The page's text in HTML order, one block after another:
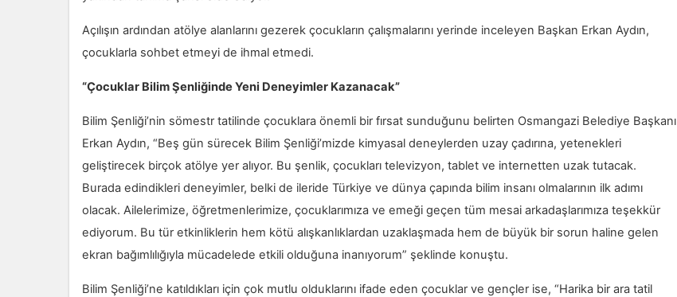
Açılışın ardından atölye alanlarını gezerek çocukların çalışmalarını yerinde inceleyen Başkan Erkan Aydın,
çocuklarla sohbet etmeyi de ihmal etmedi.
“Çocuklar Bilim Şenliğinde Yeni Deneyimler Kazanacak”
Bilim Şenliği’nin sömestr tatilinde çocuklara önemli bir fırsat sunduğunu belirten Osmangazi Belediye Başkanı
Erkan Aydın, “Beş gün sürecek Bilim Şenliği’mizde kimyasal deneylerden uzay çadırına, yetenekleri
geliştirecek birçok atölye yer alıyor. Bu şenlik, çocukları televizyon, tablet ve internetten uzak tutacak.
Burada edindikleri deneyimler, belki de ileride Türkiye ve dünya çapında bilim insanı olmalarının ilk adımı
olacak. Ailelerimize, öğretmenlerimize, çocuklarımıza ve emeği geçen tüm mesai arkadaşlarımıza teşekkür
ediyorum. Bu tür etkinliklerin hem kötü alışkanlıklardan uzaklaşmada hem de büyük bir sorun haline gelen
ekran bağımlılığıyla mücadelede etkili olduğuna inanıyorum” şeklinde konuştu.
Bilim Şenliği’ne katıldıkları için çok mutlu olduklarını ifade eden çocuklar ve gençler ise, “Harika bir ara tatil